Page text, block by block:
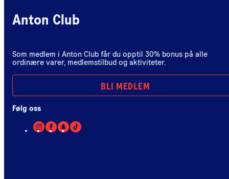
Anton Club
Som medlem i Anton Club får du opptil 30% bonus på alle
ordinære varer, medlemstilbud og aktiviteter.
BLI MEDLEM
Følg oss